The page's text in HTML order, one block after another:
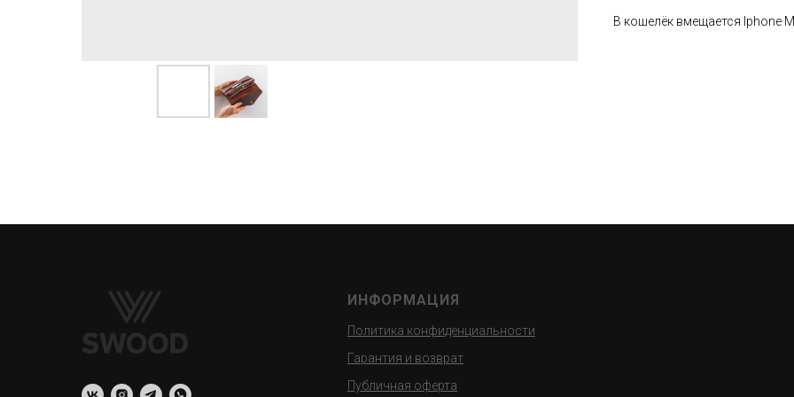
В кошелёк вмещается Iphone
ИНФОРМАЦИЯ
Политика конфиденциальности
Гарантия и возврат
Публичная оферта